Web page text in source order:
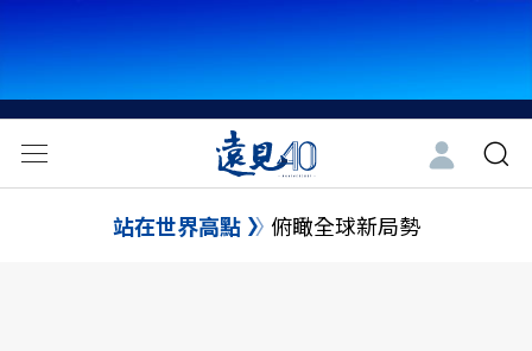
站在世界高點 俯瞰全球新局勢